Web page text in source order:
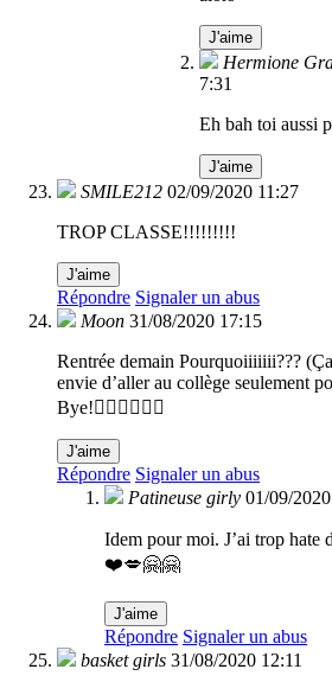
J'aime
Hermione
7:31
Eh bah toi aussi
J'aime
SMILE212 02/09/2020 11:27
TROP CLASSE!!!!!!!!!
J'aime
Répondre Signaler un abus
Moon 31/08/2020 17:15
Rentrée demain Pourquoiiiiiii???
envie d’aller au collège seulement
Bye!✌🏼✌🏼✌🏼
J'aime
Répondre Signaler un abus
Patineuse girly 01/09/
Idem pour moi. J’ai trop hate
❤️💋🤗🤗
J'aime
Répondre Signaler un abus
basket girls 31/08/2020 12:11